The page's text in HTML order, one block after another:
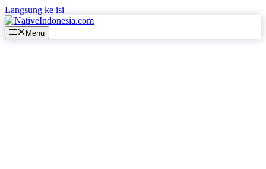
Langsung ke isi
Menu